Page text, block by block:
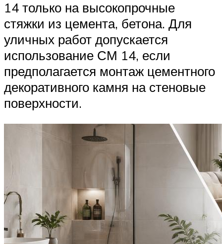
14 только на высокопрочные
стяжки из цемента, бетона. Для
уличных работ допускается
использование СМ 14, если
предполагается монтаж цементного
декоративного камня на стеновые
поверхности.